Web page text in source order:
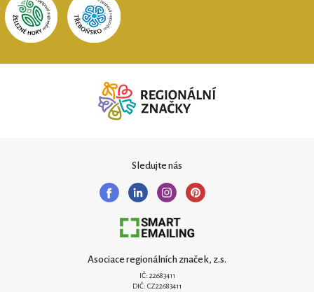
Sledujte nás
Asociace regionálních značek, z.s.
IČ: 22683411
DIČ: CZ22683411